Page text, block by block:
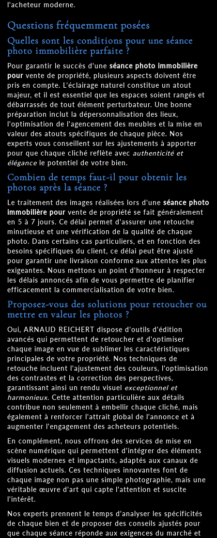
l'acheteur moderne.
Questions fréquemment posées
Quelles sont les conditions pour une séance
photo immobilière parfaite ?
Pour garantir le succès d'une séance photo immobilière
pour vente de propriété, plusieurs aspects doivent être
pris en compte. L'éclairage naturel constitue un atout
majeur, et il est essentiel que les espaces soient rangés et
débarrassés de tout élément perturbateur. Une bonne
préparation inclut la dépersonnalisation des lieux,
l'optimisation de l'agencement des meubles et la mise en
valeur des atouts spécifiques de chaque pièce. Nos
experts vous conseillent sur les ajustements à apporter
pour que chaque cliché reflète avec authenticité et
élégance le potentiel de votre bien.
Combien de temps faut-il pour obtenir les
photos après la séance ?
Le traitement des images réalisées lors d'une séance photo
immobilière pour vente de propriété se fait généralement
en 5 à 7 jours. Ce délai permet d'assurer une retouche
minutieuse et une vérification de la qualité de chaque
photo. Dans certains cas particuliers, et en fonction des
besoins spécifiques du client, ce délai peut être ajusté
pour garantir une livraison conforme aux attentes les plus
exigeantes. Nous mettons un point d'honneur à respecter
les délais annoncés afin de vous permettre de planifier
efficacement la commercialisation de votre bien.
Proposez-vous des solutions pour retoucher ou
mettre en valeur les photos ?
Oui, ARNAUD REICHERT dispose d'outils d'édition
avancés qui permettent de retoucher et d'optimiser
chaque image en vue de sublimer les caractéristiques
principales de votre propriété. Nos techniques de
retouche incluent l'ajustement des couleurs, l'optimisation
des contrastes et la correction des perspectives,
garantissant ainsi un rendu visuel exceptionnel et
harmonieux. Cette attention particulière aux détails
contribue non seulement à embellir chaque cliché, mais
également à renforcer l'attrait global de l'annonce et à
augmenter l'engagement des acheteurs potentiels.
En complément, nous offrons des services de mise en
scène numérique qui permettent d'intégrer des éléments
visuels modernes et impactants, adaptés aux canaux de
diffusion actuels. Ces techniques innovantes font de
chaque image non pas une simple photographie, mais une
véritable œuvre d'art qui capte l'attention et suscite
l'intérêt.
Nos experts prennent le temps d'analyser les spécificités
de chaque bien et de proposer des conseils ajustés pour
que chaque séance réponde aux exigences du marché et